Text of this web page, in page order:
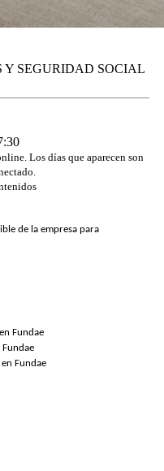
Y SEGURIDAD SOCIAL
Los días que aparecen son
de la empresa para
Fundae
Fundae